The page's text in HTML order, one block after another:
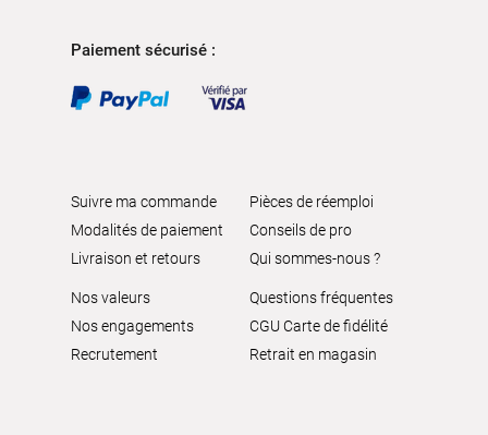
Paiement sécurisé :
Suivre ma commande
Modalités de paiement
Livraison et retours
Pièces de réemploi
Conseils de pro
Qui sommes-nous ?
Nos valeurs
Nos engagements
Recrutement
Questions fréquentes
CGU Carte de fidélité
Retrait en magasin